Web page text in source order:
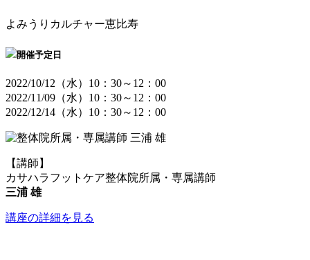
よみうりカルチャー恵比寿
開催予定日
2022/10/12（水）10：30～12：00
2022/11/09（水）10：30～12：00
2022/12/14（水）10：30～12：00
【講師】
カサハラフットケア整体院所属・専属講師
三浦 雄
講座の詳細を見る